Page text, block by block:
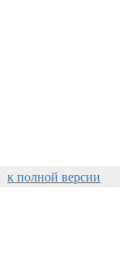
к полной версии